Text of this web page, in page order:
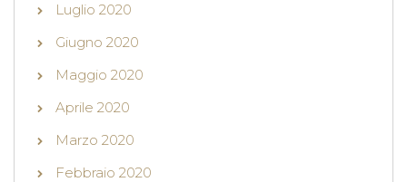
Luglio 2020
Giugno 2020
Maggio 2020
Aprile 2020
Marzo 2020
Febbraio 2020